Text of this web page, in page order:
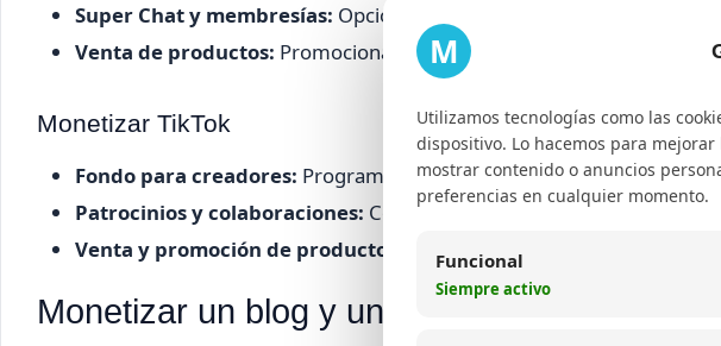
Super Chat y membresías: Opciones para que los seguidores
Venta de productos: Promocionar merchandising o cursos online.
Monetizar TikTok
Fondo para creadores: Programa oficial que paga por
Patrocinios y colaboraciones: Contenido patrocinado con marcas.
Venta y promoción de productos:
Utilización de TikTok Shopping y
Monetizar un blog y una página web:
M
Utilizamos tecnologías como las
dispositivo. Lo hacemos para
mostrar contenido o anuncios
preferencias en cualquier momento.
Funcional
Siempre activo